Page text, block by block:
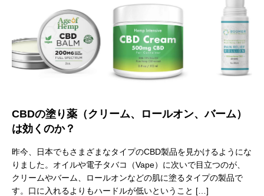
CBDの塗り薬（クリーム、ロールオン、バーム）
は効くのか？
昨今、日本でもさまざまなタイプのCBD製品を見かけるようにな
りました。オイルや電子タバコ（Vape）に次いで目立つのが、
クリームやバーム、ロールオンなどの肌に塗るタイプの製品で
す。口に入れるよりもハードルが低いということ […]